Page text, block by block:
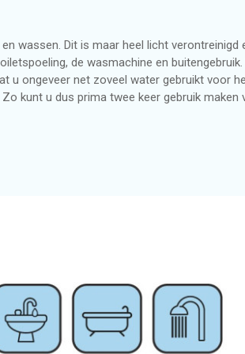
in woning
woning
wassen. Dit is maar heel licht verontreinigd
de wasmachine en buitengebruik.
u ongeveer net zoveel water gebruikt voor
kunt u dus prima twee keer gebruik maken